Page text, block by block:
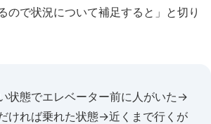
ので状況について補足すると」と切り
状態でエレベーター前に人がいた→
ければ乗れた状態→近くまで行くが